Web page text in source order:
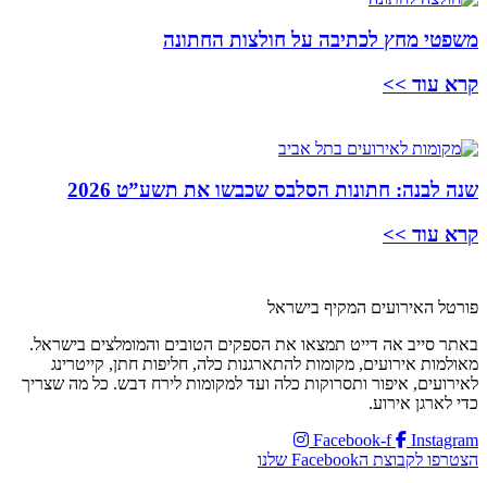
משפטי מחץ לכתיבה על חולצות החתונה
קרא עוד >>
שנה לבנה: חתונות הסלבס שכבשו את תשע”ט 2026
קרא עוד >>
פורטל האירועים המקיף בישראל
באתר סייב אה דייט תמצאו את הספקים הטובים והמומלצים בישראל.
מאולמות אירועים, מקומות להתארגנות כלה, חליפות חתן, קייטרינג
לאירועים, איפור ותסרוקות כלה ועד למקומות לירח דבש. כל מה שצריך
כדי לארגן אירוע.
Facebook-f
Instagram
הצטרפו לקבוצת הFacebook שלנו